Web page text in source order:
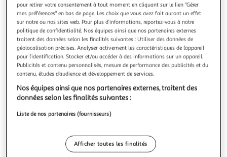
PARIS PRIX
Lit enfant toboggan, tente & tunnel scott spring
90x200cm blanc
Scott Lit Mezzanine Toboggan et Rideau et Tunnel Spring
En savoir +
Vendu par1001Jouets
Livraison dès 5/6 jours
Livraison offerte
Plus d'options
1001Jouets
Livraison dès 1/2 semaines
pour retirer votre consentement à tout moment en cliquant sur le lien "Gérer
mes préférences" en bas de page. Les choix que vous avez fait auront un effet
sur notre ou nos sites web. Pour plus d’informations, reportez-vous à notre
politique de confidentialité. Nos équipes ainsi que nos partenaires externes
traitent des données selon les finalités suivantes : Utiliser des données de
géolocalisation précises. Analyser activement les caractéristiques de l’appareil
pour l’identification. Stocker et/ou accéder à des informations sur un appareil.
Publicités et contenu personnalisés, mesure de performance des publicités et du
contenu, études d’audience et développement de services.
Nos équipes ainsi que nos partenaires externes, traitent des
données selon les finalités suivantes :
Liste de nos partenaires (fournisseurs)
Afficher toutes les finalités